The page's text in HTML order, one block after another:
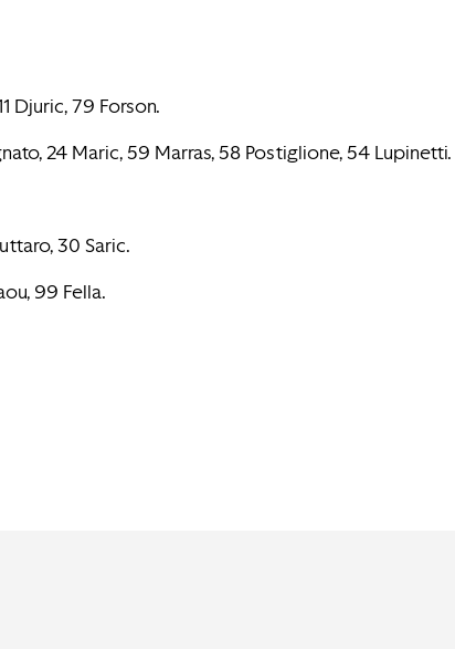
Djuric, 79 Forson.
24 Maric, 59 Marras, 58 Postiglione, 54 Lupinetti.
30 Saric.
99 Fella.